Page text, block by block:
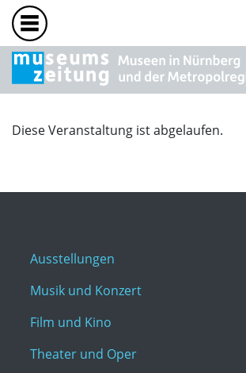
Diese Veranstaltung ist abgelaufen.
Ausstellungen
Musik und Konzert
Film und Kino
Theater und Oper